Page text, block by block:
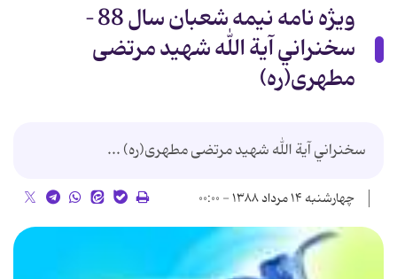
ويژه نامه نيمه شعبان سال 88 –
سخنراني آیة الله شهید مرتضی
مطهری(ره)
سخنراني آیة الله شهید مرتضی مطهری(ره) ...
چهارشنبه ۱۴ مرداد ۱۳۸۸ - ۰۰:۰۰